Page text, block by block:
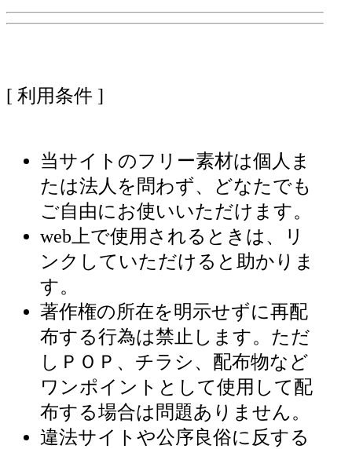
[ 利用条件 ]
当サイトのフリー素材は個人ま
たは法人を問わず、どなたでも
ご自由にお使いいただけます。
web上で使用されるときは、リ
ンクしていただけると助かりま
す。
著作権の所在を明示せずに再配
布する行為は禁止します。ただ
しＰＯＰ、チラシ、配布物など
ワンポイントとして使用して配
布する場合は問題ありません。
違法サイトや公序良俗に反する